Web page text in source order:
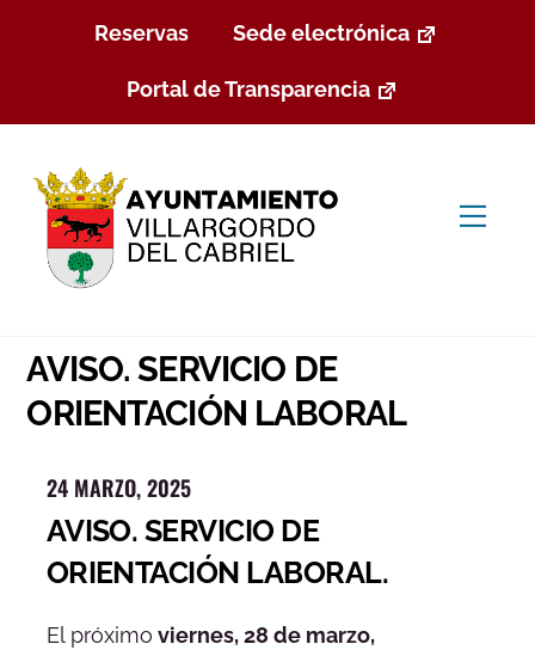
Reservas Sede electrónica
Portal de Transparencia
AVISO. SERVICIO DE
ORIENTACIÓN LABORAL
24 MARZO, 2025
AVISO. SERVICIO DE
ORIENTACIÓN LABORAL.
El próximo viernes, 28 de marzo,